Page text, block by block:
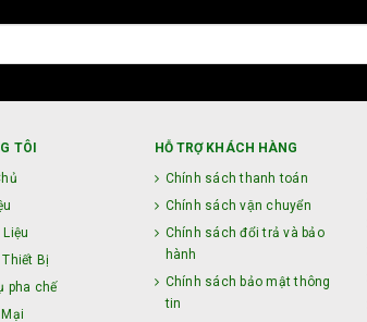
TÔI
Bị
pha chế
HỖ TRỢ KHÁCH HÀNG
Chính sách thanh toán
Chính sách vận chuyển
Chính sách đổi trả và bảo
hành
Chính sách bảo mật thông
tin